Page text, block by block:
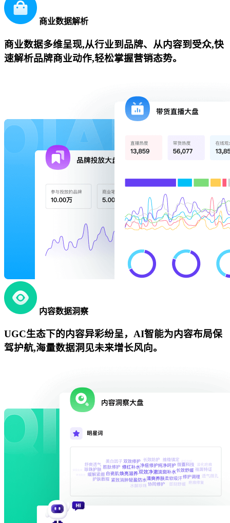
商业数据解析
商业数据多维呈现,从行业到品牌、从内容到受众,快
速解析品牌商业动作,轻松掌握营销态势。
内容数据洞察
UGC生态下的内容异彩纷呈，AI智能为内容布局保
驾护航,海量数据洞见未来增长风向。